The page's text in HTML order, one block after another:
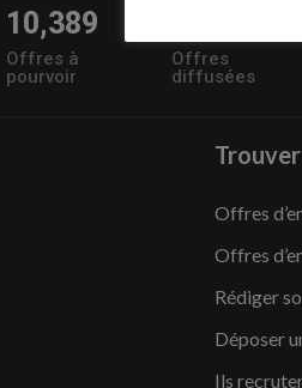
10,389
Offres à
pourvoir
Offres
diffusées
Offres
Offres
Rédiger
Déposer
Ils